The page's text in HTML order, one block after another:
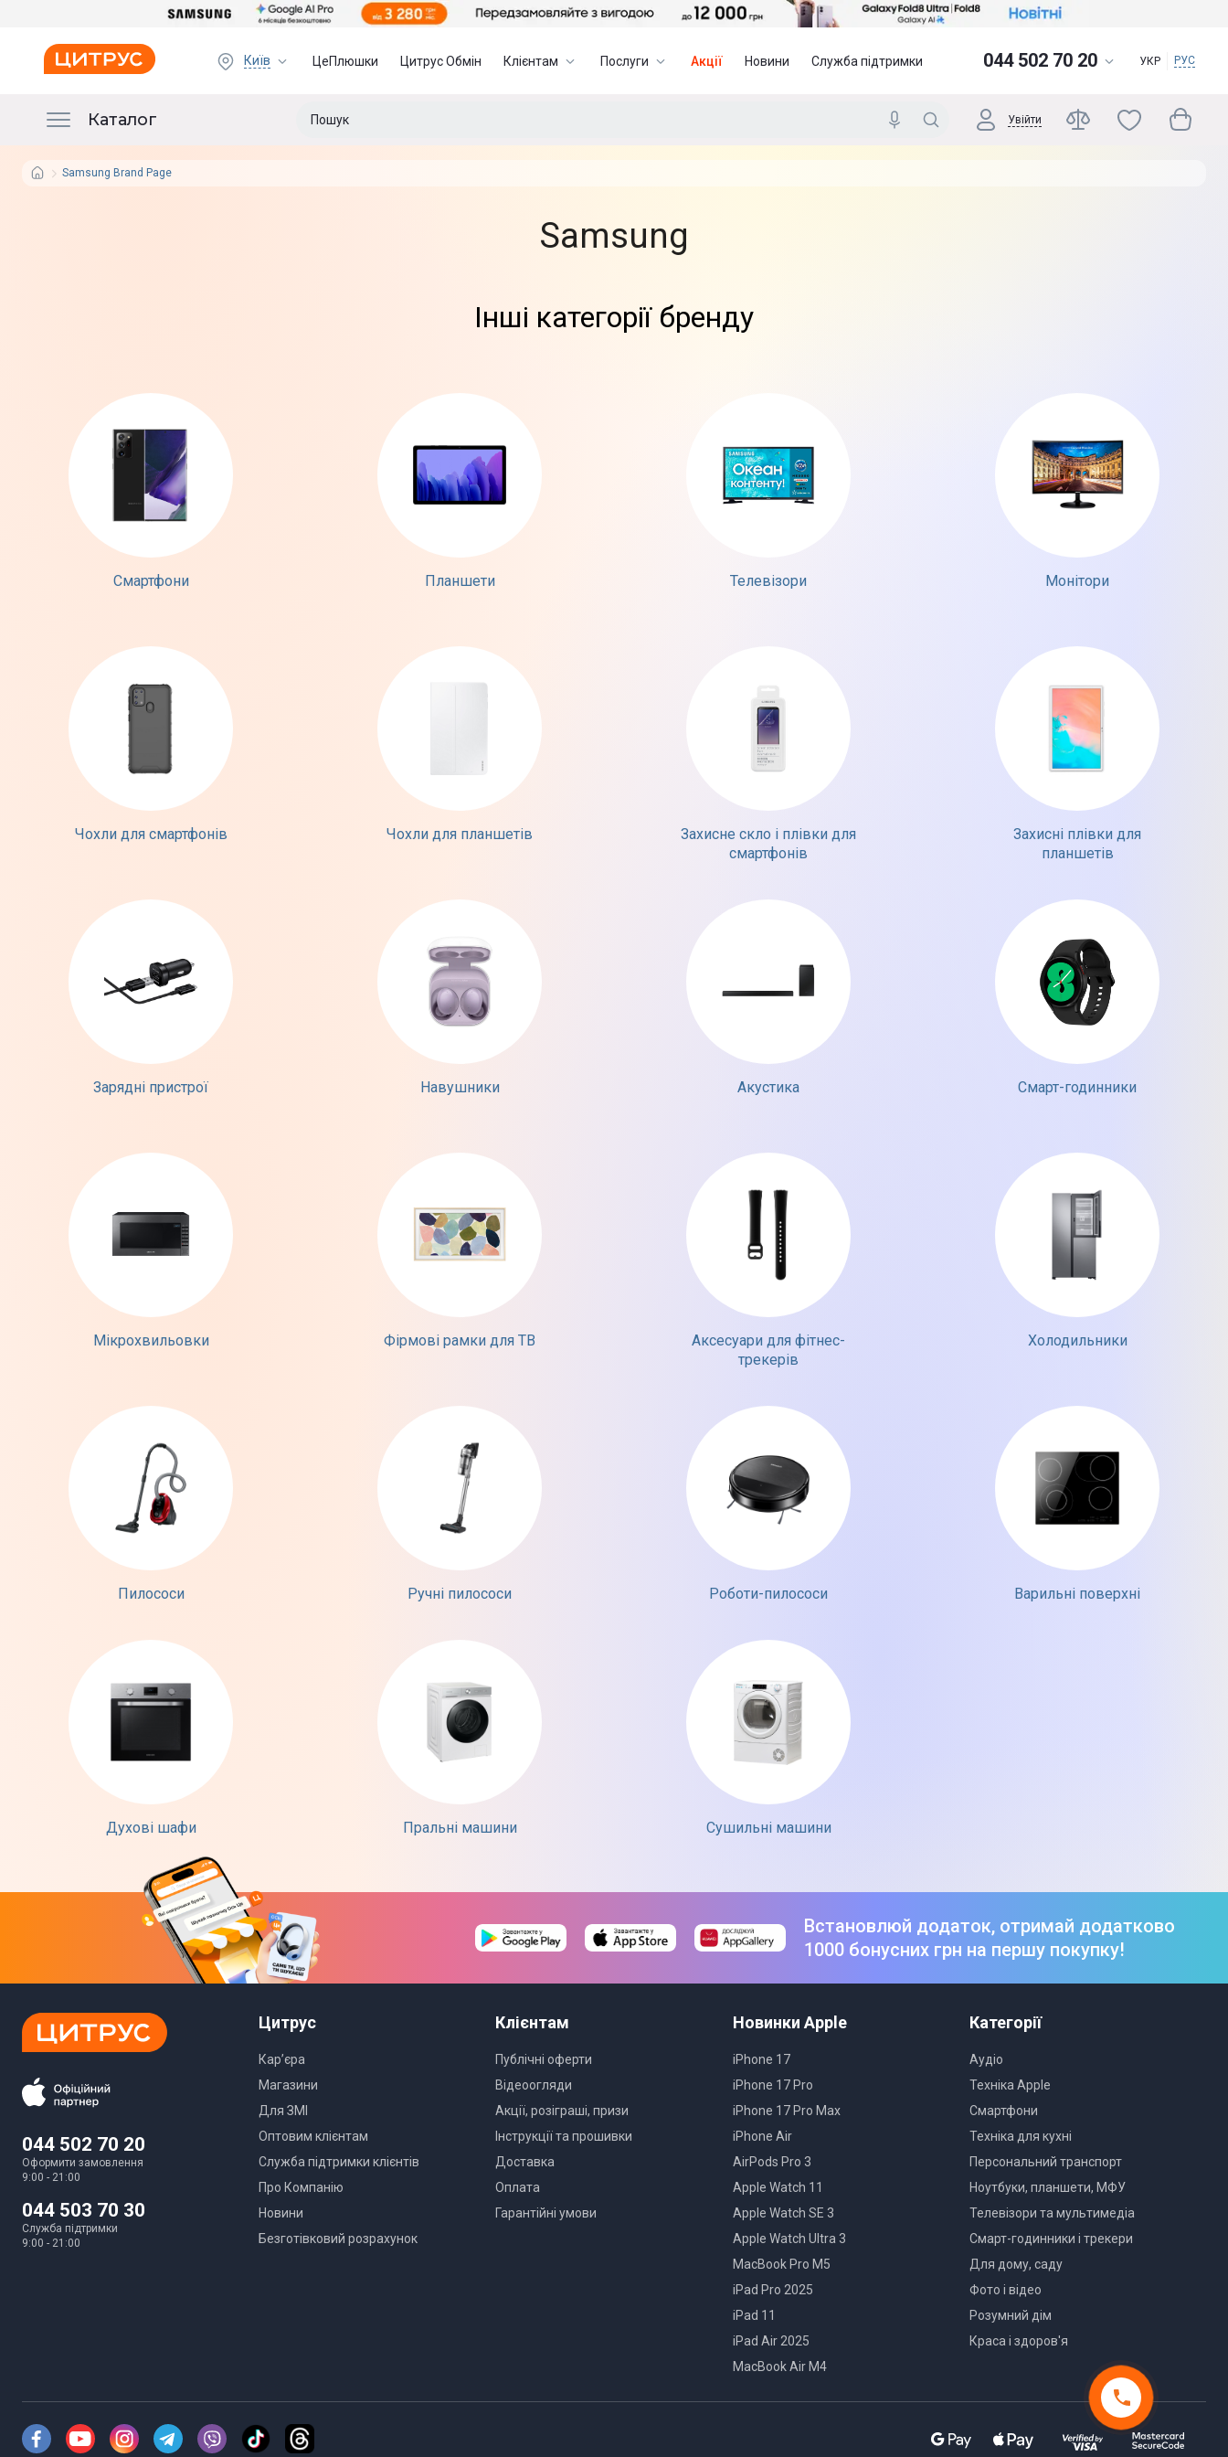
Київ ЦеПлюшки Цитрус Обмін Клієнтам Послуги Акції Новини Служба підтримки 044 502 70 20 УКР РУС
Каталог Увійти
Samsung Brand Page
Samsung
Інші категорії бренду
Смартфони Планшети Телевізори Монітори
Чохли для смартфонів Чохли для планшетів
Захисне скло і плівки для
смартфонів
Захисні плівки для
планшетів
Зарядні пристрої Навушники Акустика Смарт-годинники
Мікрохвильовки Фірмові рамки для ТВ
Аксесуари для фітнес-
трекерів
Холодильники
Пилососи Ручні пилососи Роботи-пилососи Варильні поверхні
Духові шафи Пральні машини Сушильні машини
Встановлюй додаток, отримай додатково
1000 бонусних грн на першу покупку!
044 502 70 20
Оформити замовлення
9:00 - 21:00
044 503 70 30
Служба підтримки
9:00 - 21:00
Цитрус
Кар’єра
Магазини
Для ЗМІ
Оптовим клієнтам
Служба підтримки клієнтів
Про Компанію
Новини
Безготівковий розрахунок
Клієнтам
Публічні оферти
Відеоогляди
Акції, розіграші, призи
Інструкції та прошивки
Доставка
Оплата
Гарантійні умови
Новинки Apple
iPhone 17
iPhone 17 Pro
iPhone 17 Pro Max
iPhone Air
AirPods Pro 3
Apple Watch 11
Apple Watch SE 3
Apple Watch Ultra 3
MacBook Pro M5
iPad Pro 2025
iPad 11
iPad Air 2025
MacBook Air M4
Категорії
Аудіо
Техніка Apple
Смартфони
Техніка для кухні
Персональний транспорт
Ноутбуки, планшети, МФУ
Телевізори та мультимедіа
Смарт-годинники і трекери
Для дому, саду
Фото і відео
Розумний дім
Краса і здоров'я